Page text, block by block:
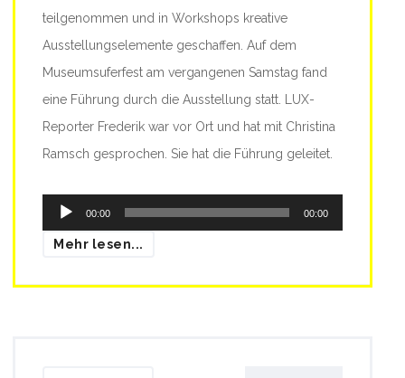
teilgenommen und in Workshops kreative
Ausstellungselemente geschaffen. Auf dem
Museumsuferfest am vergangenen Samstag fand
eine Führung durch die Ausstellung statt. LUX-
Reporter Frederik war vor Ort und hat mit Christina
Ramsch gesprochen. Sie hat die Führung geleitet.
Audio-
Player
00:00 00:00
Mehr lesen...